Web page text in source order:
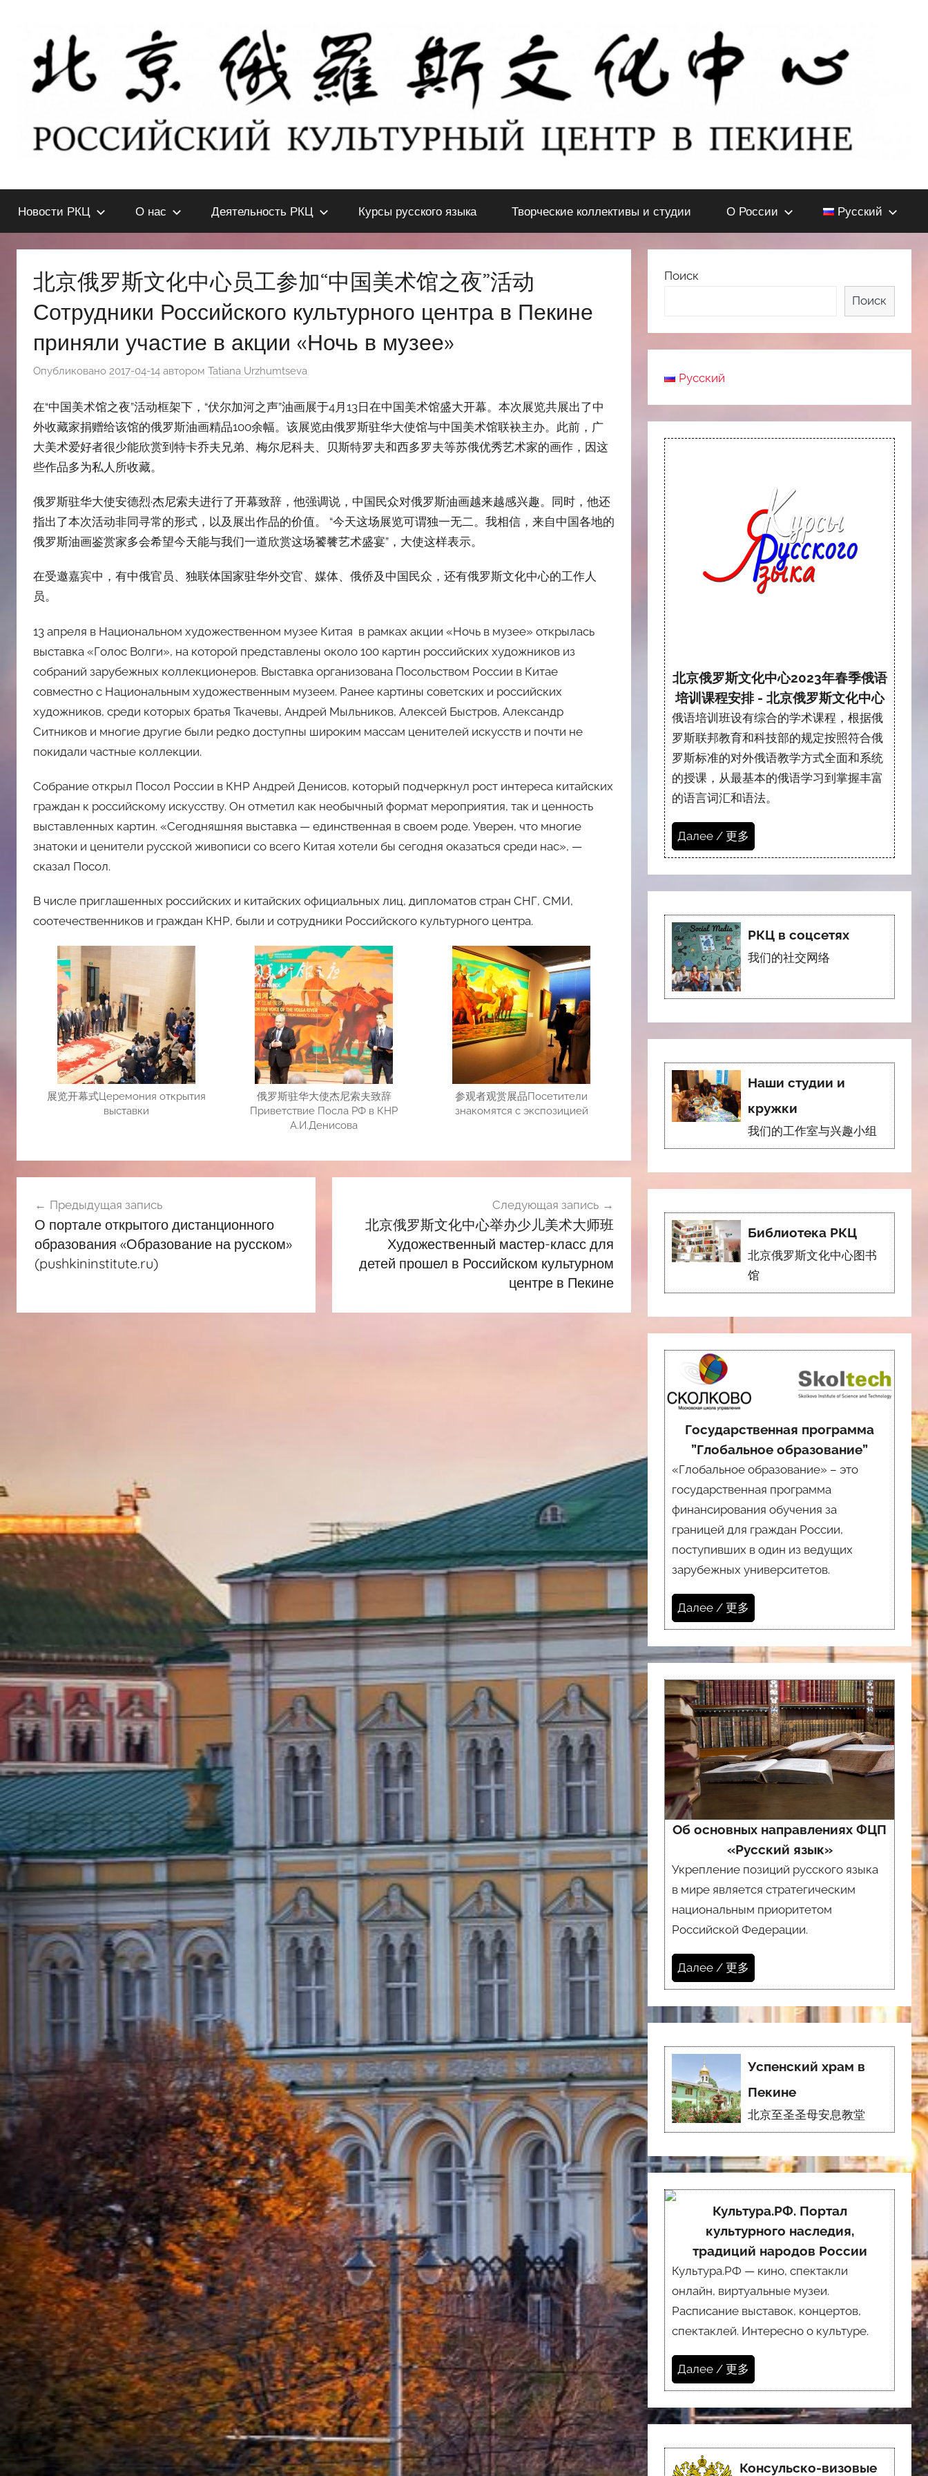
содержимому
北
京
俄
罗
斯
文
化
中
心
КУЛЬТУРНЫЙ
ЦЕНТР
ПЕКИНЕ
Новости РКЦ О нас Деятельность РКЦ Курсы русского языка Творческие коллективы и студии О России Русский
北京俄罗斯文化中心员工参加“中国美术馆之夜”活动
Сотрудники Российского культурного центра в Пекине
приняли участие в акции «Ночь в музее»
Опубликовано 2017-04-14 автором Tatiana Urzhumtseva
在“中国美术馆之夜”活动框架下，“伏尔加河之声”油画展于4月13日在中国美术馆盛大开幕。本次展览共展出了中
外收藏家捐赠给该馆的俄罗斯油画精品100余幅。该展览由俄罗斯驻华大使馆与中国美术馆联袂主办。此前，广
大美术爱好者很少能欣赏到特卡乔夫兄弟、梅尔尼科夫、贝斯特罗夫和西多罗夫等苏俄优秀艺术家的画作，因这
些作品多为私人所收藏。
俄罗斯驻华大使安德烈·杰尼索夫进行了开幕致辞，他强调说，中国民众对俄罗斯油画越来越感兴趣。同时，他还
指出了本次活动非同寻常的形式，以及展出作品的价值。 “今天这场展览可谓独一无二。我相信，来自中国各地的
俄罗斯油画鉴赏家多会希望今天能与我们一道欣赏这场饕餮艺术盛宴”，大使这样表示。
在受邀嘉宾中，有中俄官员、独联体国家驻华外交官、媒体、俄侨及中国民众，还有俄罗斯文化中心的工作人
员。
13 апреля в Национальном художественном музее Китая в рамках акции «Ночь в музее» открылась
выставка «Голос Волги», на которой представлены около 100 картин российских художников из
собраний зарубежных коллекционеров. Выставка организована Посольством России в Китае
совместно с Национальным художественным музеем. Ранее картины советских и российских
художников, среди которых братья Ткачевы, Андрей Мыльников, Алексей Быстров, Александр
Ситников и многие другие были редко доступны широким массам ценителей искусств и почти не
покидали частные коллекции.
Собрание открыл Посол России в КНР Андрей Денисов, который подчеркнул рост интереса китайских
граждан к российскому искусству. Он отметил как необычный формат мероприятия, так и ценность
выставленных картин. «Сегодняшняя выставка — единственная в своем роде. Уверен, что многие
знатоки и ценители русской живописи со всего Китая хотели бы сегодня оказаться среди нас», —
сказал Посол.
В числе приглашенных российских и китайских официальных лиц, дипломатов стран СНГ, СМИ,
соотечественников и граждан КНР, были и сотрудники Российского культурного центра.
展览开幕式Церемония открытия
выставки
俄罗斯驻华大使杰尼索夫致辞
Приветствие Посла РФ в КНР
А.И.Денисова
参观者观赏展品Посетители
знакомятся с экспозицией
по
записям
Предыдущая запись
О портале открытого дистанционного
образования «Образование на русском»
(pushkininstitute.ru)
Следующая запись
北京俄罗斯文化中心举办少儿美术大师班
Художественный мастер-класс для
детей прошел в Российском культурном
центре в Пекине
Поиск
Поиск
Русский
北京俄罗斯文化中心2023年春季俄语
培训课程安排 - 北京俄罗斯文化中心
俄语培训班设有综合的学术课程，根据俄
罗斯联邦教育和科技部的规定按照符合俄
罗斯标准的对外俄语教学方式全面和系统
的授课，从最基本的俄语学习到掌握丰富
的语言词汇和语法。
Далее / 更多
РКЦ в соцсетях
我们的社交网络
Наши студии и
кружки
我们的工作室与兴趣小组
Библиотека РКЦ
北京俄罗斯文化中心图书
馆
Государственная программа
”Глобальное образование”
«Глобальное образование» – это
государственная программа
финансирования обучения за
границей для граждан России,
поступивших в один из ведущих
зарубежных университетов.
Далее / 更多
Об основных направлениях ФЦП
«Русский язык»
Укрепление позиций русского языка
в мире является стратегическим
национальным приоритетом
Российской Федерации.
Далее / 更多
Успенский храм в
Пекине
北京至圣圣母安息教堂
Культура.РФ. Портал
культурного наследия,
традиций народов России
Культура.РФ — кино, спектакли
онлайн, виртуальные музеи.
Расписание выставок, концертов,
спектаклей. Интересно о культуре.
Далее / 更多
Консульско-визовые